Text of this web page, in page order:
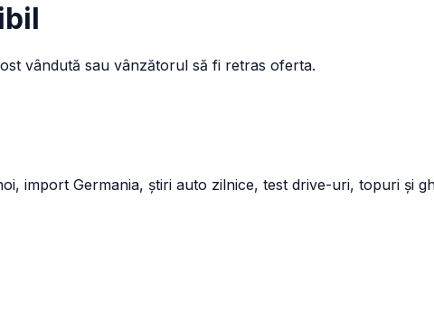
vândută sau vânzătorul să fi retras oferta.
import Germania, știri auto zilnice, test drive-uri, topuri și